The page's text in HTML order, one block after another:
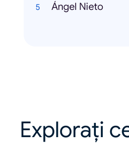
Ángel Nieto
Explorați